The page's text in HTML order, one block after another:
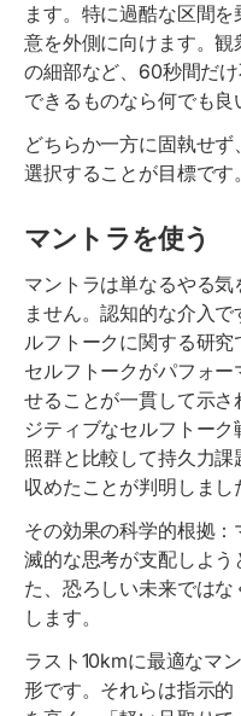
ます。特に過酷な区間
意を外側に向けます。
の細部など、60秒間だ
できるものなら何でも良
どちらか一方に固執せ
選択することが目標です。
マントラを使う
マントラは単なるやる
ません。認知的な介入
ルフトークに関する研
セルフトークがパフォ
せることが一貫して示
ジティブなセルフトー
照群と比較して持久力
収めたことが判明しまし
その効果の科学的根拠
滅的な思考が支配しよう
た、恐ろしい未来では
します。
ラスト10kmに最適なマ
形です。それらは指示